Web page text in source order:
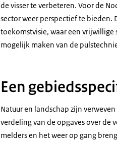
de visser te verbeteren. Voor de
sector weer perspectief te bieden.
toekomstvisie, waar een vrijwillige
mogelijk maken van de
Een
Natuur en landschap zijn
verdeling van de opgaves over de
melders en het weer op gang